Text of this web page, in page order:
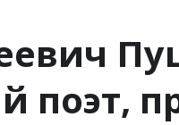
поэт,